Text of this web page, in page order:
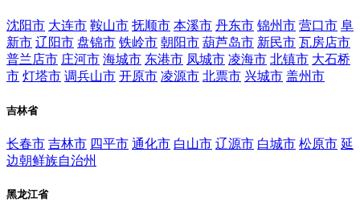
沈阳市 大连市 鞍山市 抚顺市 本溪市 丹东市 锦州市 营口市 阜
新市 辽阳市 盘锦市 铁岭市 朝阳市 葫芦岛市 新民市 瓦房店市
普兰店市 庄河市 海城市 东港市 凤城市 凌海市 北镇市 大石桥
市 灯塔市 调兵山市 开原市 凌源市 北票市 兴城市 盖州市
吉林省
长春市 吉林市 四平市 通化市 白山市 辽源市 白城市 松原市 延
边朝鲜族自治州
黑龙江省